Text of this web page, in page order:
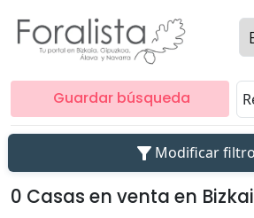
Guardar búsqueda
filter_alt Modificar
0 Casas en venta en